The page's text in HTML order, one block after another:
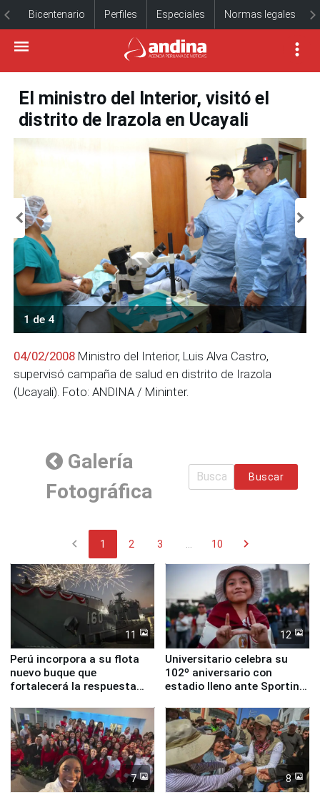
Bicentenario Perfiles Especiales Normas legales
El ministro del Interior, visitó el
distrito de Irazola en Ucayali
1 de 4
04/02/2008 Ministro del Interior, Luis Alva Castro,
supervisó campaña de salud en distrito de Irazola
(Ucayali). Foto: ANDINA / Mininter.
Galería
Fotográfica
Buscar
chevron_left 1 2 3 10 chevron_right
11
Perú incorpora a su flota
nuevo buque que
fortalecerá la respuesta
12
Universitario celebra su
102º aniversario con
estadio lleno ante Sporting
7 8